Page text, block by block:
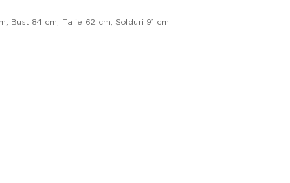
Bust 84 cm, Talie 62 cm, Şolduri 91 cm